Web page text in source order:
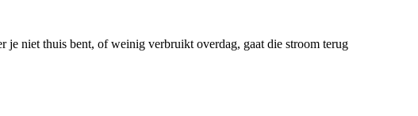
je niet thuis bent, of weinig verbruikt overdag, gaat die stroom terug